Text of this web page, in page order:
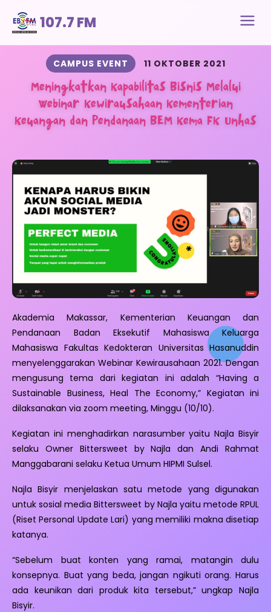
107.7 FM
CAMPUS EVENT 11 OKTOBER 2021
Meningkatkan Kapabilitas Bisnis Melalui
Webinar Kewirausahaan Kementerian
Keuangan dan Pendanaan BEM Kema FK Unhas
Akademia Makassar, Kementerian Keuangan dan
Pendanaan Badan Eksekutif Mahasiswa Keluarga
Mahasiswa Fakultas Kedokteran Universitas Hasanuddin
menyelenggarakan Webinar Kewirausahaan 2021. Dengan
mengusung tema dari kegiatan ini adalah “Having a
Sustainable Business, Heal The Economy,” Kegiatan ini
dilaksanakan via zoom meeting, Minggu (10/10).
Kegiatan ini menghadirkan narasumber yaitu Najla Bisyir
selaku Owner Bittersweet by Najla dan Andi Rahmat
Manggabarani selaku Ketua Umum HIPMI Sulsel.
Najla Bisyir menjelaskan satu metode yang digunakan
untuk sosial media Bittersweet by Najla yaitu metode RPUL
(Riset Personal Update Lari) yang memiliki makna disetiap
katanya.
“Sebelum buat konten yang ramai, matangin dulu
konsepnya. Buat yang beda, jangan ngikuti orang. Harus
ada keunikan dari produk kita tersebut,” ungkap Najla
Bisyir.